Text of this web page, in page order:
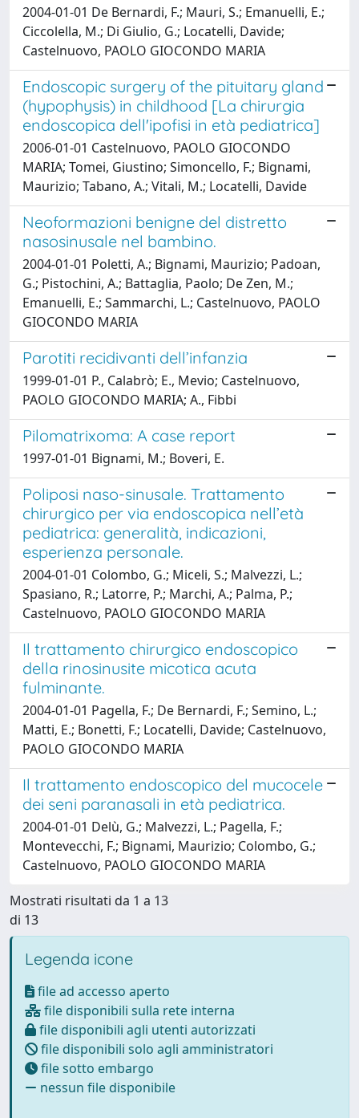
2004-01-01 De Bernardi, F.; Mauri, S.; Emanuelli, E.;
Ciccolella, M.; Di Giulio, G.; Locatelli, Davide;
Castelnuovo, PAOLO GIOCONDO MARIA
Endoscopic surgery of the pituitary gland
(hypophysis) in childhood [La chirurgia
endoscopica dell'ipofisi in età pediatrica]
2006-01-01 Castelnuovo, PAOLO GIOCONDO
MARIA; Tomei, Giustino; Simoncello, F.; Bignami,
Maurizio; Tabano, A.; Vitali, M.; Locatelli, Davide
Neoformazioni benigne del distretto
nasosinusale nel bambino.
2004-01-01 Poletti, A.; Bignami, Maurizio; Padoan,
G.; Pistochini, A.; Battaglia, Paolo; De Zen, M.;
Emanuelli, E.; Sammarchi, L.; Castelnuovo, PAOLO
GIOCONDO MARIA
Parotiti recidivanti dell’infanzia
1999-01-01 P., Calabrò; E., Mevio; Castelnuovo,
PAOLO GIOCONDO MARIA; A., Fibbi
Pilomatrixoma: A case report
1997-01-01 Bignami, M.; Boveri, E.
Poliposi naso-sinusale. Trattamento
chirurgico per via endoscopica nell’età
pediatrica: generalità, indicazioni,
esperienza personale.
2004-01-01 Colombo, G.; Miceli, S.; Malvezzi, L.;
Spasiano, R.; Latorre, P.; Marchi, A.; Palma, P.;
Castelnuovo, PAOLO GIOCONDO MARIA
Il trattamento chirurgico endoscopico
della rinosinusite micotica acuta
fulminante.
2004-01-01 Pagella, F.; De Bernardi, F.; Semino, L.;
Matti, E.; Bonetti, F.; Locatelli, Davide; Castelnuovo,
PAOLO GIOCONDO MARIA
Il trattamento endoscopico del mucocele
dei seni paranasali in età pediatrica.
2004-01-01 Delù, G.; Malvezzi, L.; Pagella, F.;
Montevecchi, F.; Bignami, Maurizio; Colombo, G.;
Castelnuovo, PAOLO GIOCONDO MARIA
Mostrati risultati da 1 a 13
di 13
Legenda icone
file ad accesso aperto
file disponibili sulla rete interna
file disponibili agli utenti autorizzati
file disponibili solo agli amministratori
file sotto embargo
nessun file disponibile